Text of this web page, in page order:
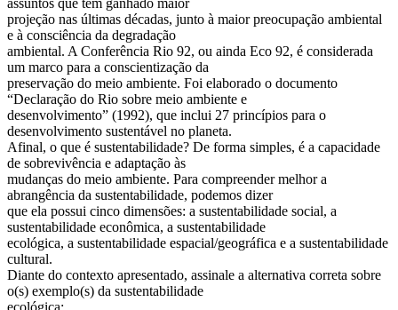
assuntos que têm ganhado maior
projeção nas últimas décadas, junto à maior preocupação ambiental
e à consciência da degradação
ambiental. A Conferência Rio 92, ou ainda Eco 92, é considerada
um marco para a conscientização da
preservação do meio ambiente. Foi elaborado o documento
“Declaração do Rio sobre meio ambiente e
desenvolvimento” (1992), que inclui 27 princípios para o
desenvolvimento sustentável no planeta.
Afinal, o que é sustentabilidade? De forma simples, é a capacidade
de sobrevivência e adaptação às
mudanças do meio ambiente. Para compreender melhor a
abrangência da sustentabilidade, podemos dizer
que ela possui cinco dimensões: a sustentabilidade social, a
sustentabilidade econômica, a sustentabilidade
ecológica, a sustentabilidade espacial/geográfica e a sustentabilidade
cultural.
Diante do contexto apresentado, assinale a alternativa correta sobre
o(s) exemplo(s) da sustentabilidade
ecológica: